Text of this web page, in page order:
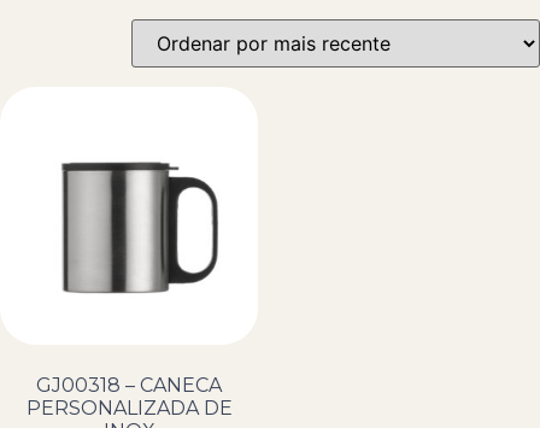
GJ00318 – CANECA
PERSONALIZADA DE